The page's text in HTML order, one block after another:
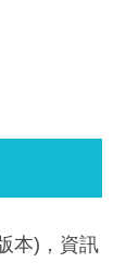
本)，資訊